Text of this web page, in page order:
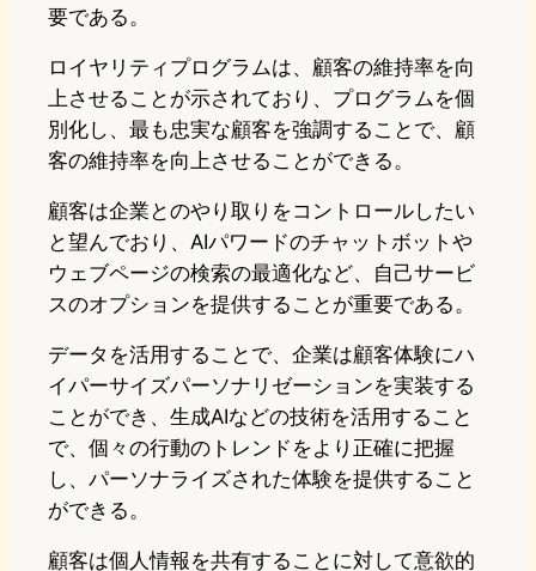
要である。
ロイヤリティプログラムは、顧客の維持率を向
上させることが示されており、プログラムを個
別化し、最も忠実な顧客を強調することで、顧
客の維持率を向上させることができる。
顧客は企業とのやり取りをコントロールしたい
と望んでおり、AIパワードのチャットボットや
ウェブページの検索の最適化など、自己サービ
スのオプションを提供することが重要である。
データを活用することで、企業は顧客体験にハ
イパーサイズパーソナリゼーションを実装する
ことができ、生成AIなどの技術を活用すること
で、個々の行動のトレンドをより正確に把握
し、パーソナライズされた体験を提供すること
ができる。
顧客は個人情報を共有することに対して意欲的